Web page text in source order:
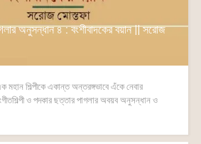
অনুসন্ধান ৪ : বংশীবাদকের বয়ান || সরোজ
মহান শিল্পীকে একান্ত অন্তরঙ্গভাবে এঁকে নেবার
ও পদকার ছত্তার পাগলার অবয়ব অনুসন্ধান ও